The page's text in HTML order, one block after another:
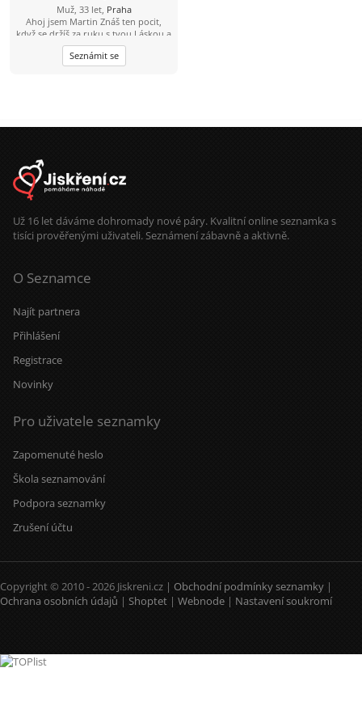
Muž, 33 let, Praha
Ahoj jsem Martin Znáš ten pocit,
když se držíš za ruku s tvou Láskou a
čas jakoby neexistoval? Jsem 23 let,
sympatický, svobodný, muž se
smyslem pro humor a životem
procházky, když slunce zapadá. Mám
večeří v útulné hospůdce by mohlo
být příjemným zakončením hezkého
dne.
Seznámit se
Už 16 let dáváme dohromady nové páry. Kvalitní online seznamka s
tisíci prověřenými uživateli. Seznámení zábavně a aktivně.
O Seznamce
Najít partnera
Přihlášení
Registrace
Novinky
Pro uživatele seznamky
Zapomenuté heslo
Škola seznamování
Podpora seznamky
Zrušení účtu
Copyright © 2010 - 2026 Jiskreni.cz | Obchodní podmínky seznamky |
Ochrana osobních údajů | Shoptet | Webnode | Nastavení soukromí